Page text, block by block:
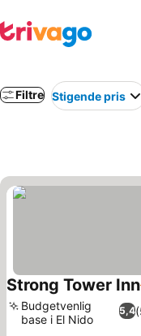
Filtre Stigende pris
Strong Tower Inn
5,4
Budgetvenlig
base i El Nido